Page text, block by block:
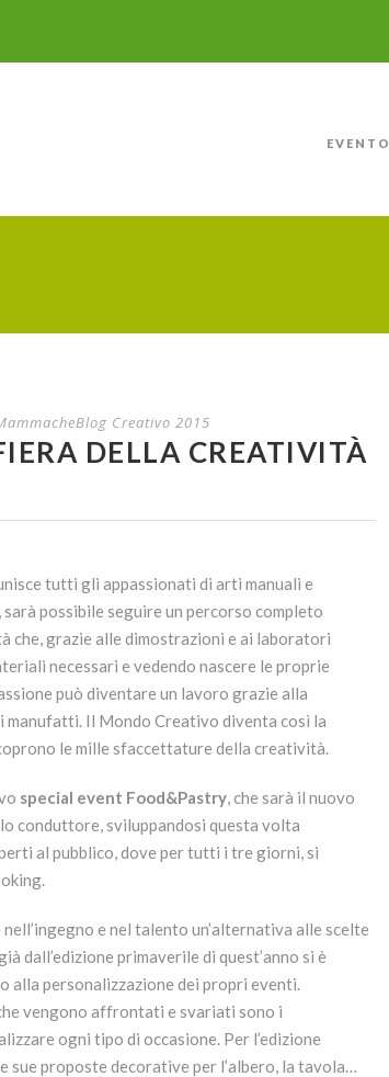
EVENTO
Creativo 2015
DELLA CREATIVITÀ
tutti gli appassionati di arti manuali e
, sarà possibile seguire un percorso completo
che, grazie alle dimostrazioni e ai laboratori
necessari e vedendo nascere le proprie
può diventare un lavoro grazie alla
manufatti. Il Mondo Creativo diventa così la
le mille sfaccettature della creatività.
special event Food&Pastry, che sarà il nuovo
conduttore, sviluppandosi questa volta
al pubblico, dove per tutti i tre giorni, si
e nel talento un’alternativa alle scelte
dall’edizione primaverile di quest’anno si è
alla personalizzazione dei propri eventi.
vengono affrontati e svariati sono i
ogni tipo di occasione. Per l’edizione
sue proposte decorative per l’albero, la tavola…